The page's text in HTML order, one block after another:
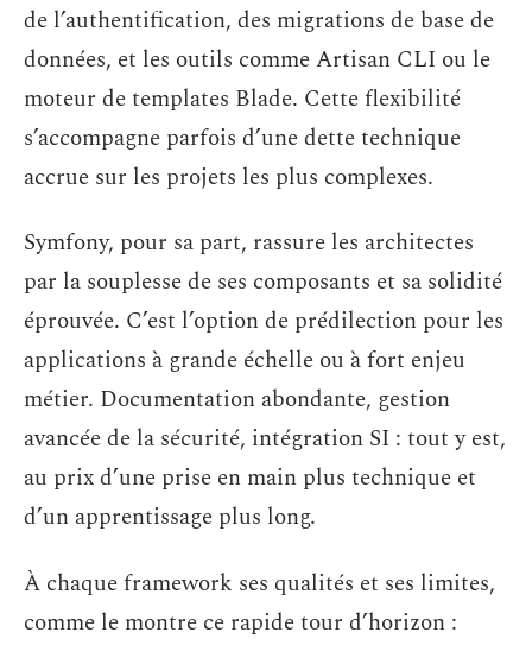
de l’authentification, des migrations de base de
données, et les outils comme Artisan CLI ou le
moteur de templates Blade. Cette flexibilité
s’accompagne parfois d’une dette technique
accrue sur les projets les plus complexes.
Symfony, pour sa part, rassure les architectes
par la souplesse de ses composants et sa solidité
éprouvée. C’est l’option de prédilection pour les
applications à grande échelle ou à fort enjeu
métier. Documentation abondante, gestion
avancée de la sécurité, intégration SI : tout y est,
au prix d’une prise en main plus technique et
d’un apprentissage plus long.
À chaque framework ses qualités et ses limites,
comme le montre ce rapide tour d’horizon :